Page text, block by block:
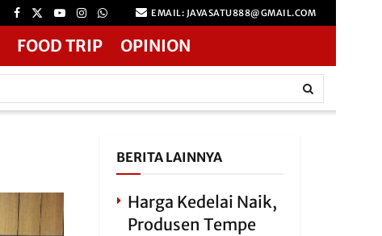
EMAIL: JAVASATU888@GMAIL.COM
FOOD TRIP OPINION
BERITA LAINNYA
Harga Kedelai Naik,
Produsen Tempe